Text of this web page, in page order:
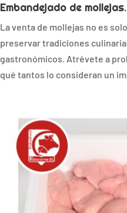
Embandejado de
La venta de mollejas no es
preservar tradiciones
gastronómicos. Atrévete a
qué tantos lo consideran un